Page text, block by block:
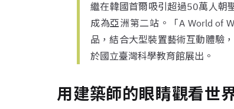
繼在韓國首爾吸引超過50萬人朝
成為亞洲第二站。「A World of
品，結合大型裝置藝術互動體驗
於國立臺灣科學教育館展出。
用建築師的眼睛觀看世